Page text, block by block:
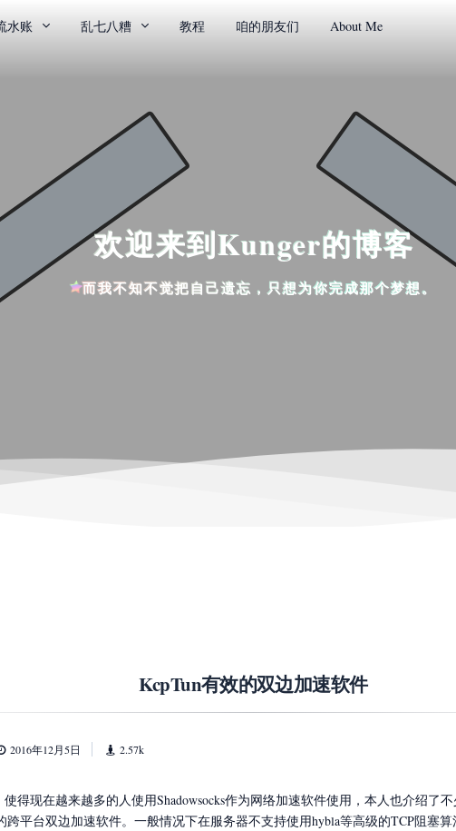
水账 乱七八糟 教程 咱的朋友们 About Me
欢迎来到Kunger的博客
而我不知不觉把自己遗忘，只想为你完成那个梦想。
KcpTun有效的双边加速软件
2016年12月5日 2.57k
得现在越来越多的人使用Shadowsocks作为网络加速软件使用，本人也介绍了
跨平台双边加速软件。一般情况下在服务器不支持使用hybla等高级的TCP阻塞